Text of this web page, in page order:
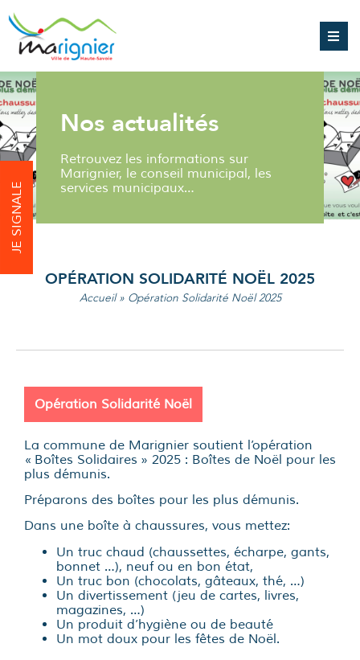
JE SIGNALE
Nos actualités
Retrouvez les informations sur
Marignier, le conseil municipal, les
services municipaux…
OPÉRATION SOLIDARITÉ NOËL 2025
Accueil» Opération Solidarité Noël 2025
Opération Solidarité Noël
La commune de Marignier soutient l’opération
« Boîtes Solidaires » 2025 : Boîtes de Noël pour les
plus démunis.
Préparons des boîtes pour les plus démunis.
Dans une boîte à chaussures, vous mettez:
Un truc chaud (chaussettes, écharpe, gants,
bonnet …), neuf ou en bon état,
Un truc bon (chocolats, gâteaux, thé, …)
Un divertissement (jeu de cartes, livres,
magazines, …)
Un produit d’hygiène ou de beauté
Un mot doux pour les fêtes de Noël.